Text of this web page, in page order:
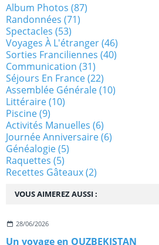
VOUS AIMEREZ AUSSI :
28/06/2026
Un voyage en OUZBEKISTAN
Album Photos (87)
Randonnées (71)
Spectacles (53)
Voyages À L'étranger(46)
Sorties Franciliennes (40)
Communication (31)
Séjours En France(22)
Assemblée Générale(10)
Littéraire(10)
Piscine(9)
Activités Manuelles (6)
Journée Anniversaire(6)
Généalogie(5)
Raquettes (5)
Recettes Gâteaux(2)